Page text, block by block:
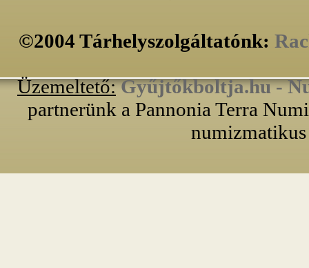
©2004 Tárhelyszolgáltatónk:
Üzemeltető: Gyűjtőkboltja.hu -
partnerünk a Pannonia Terra
numizmatikus